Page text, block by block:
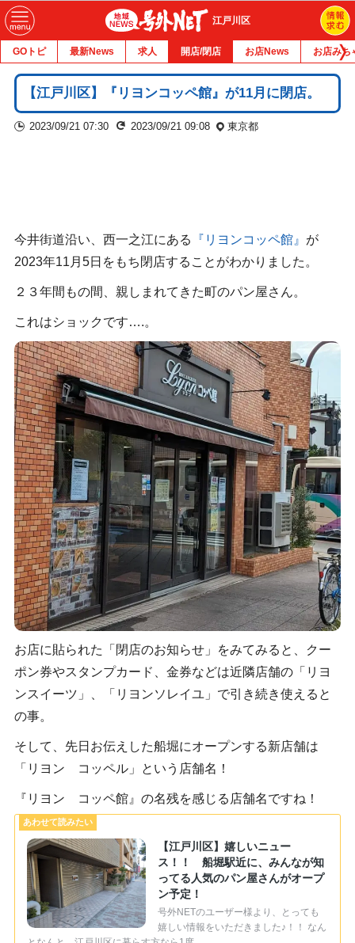
江戸川区
GOトピ 最新News 求人 開店/閉店 お店News お店みち
【江戸川区】『リヨンコッペ館』が11月に閉店。
2023/09/21 07:30 2023/09/21 09:08 東京都
今井街道沿い、西一之江にある 『リヨンコッペ館』 が
2023年11月5日をもち閉店することがわかりました。
２３年間もの間、親しまれてきた町のパン屋さん。
これはショックです….。
お店に貼られた「閉店のお知らせ」をみてみると、クー
ポン券やスタンプカード、金券などは近隣店舗の「リヨ
ンスイーツ」、「リヨンソレイユ」で引き続き使えると
の事。
そして、先日お伝えした船堀にオープンする新店舗は
「リヨン コッペル」という店舗名！
『リヨン コッペ館』の名残を感じる店舗名ですね！
【江戸川区】嬉しいニュー
ス！！ 船堀駅近に、みんなが知
ってる人気のパン屋さんがオープ
ン予定！
号外NETのユーザー様より、とっても
嬉しい情報をいただきました♪！！ なん